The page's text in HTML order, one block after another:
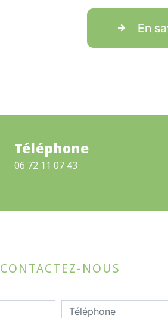
En
Téléphone
06 72 11 07 43
CONTACTEZ-NOUS